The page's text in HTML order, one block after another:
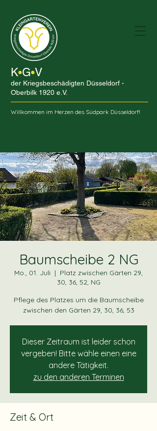
K•G•V
der Kriegsbeschädigten Düsseldorf -
Oberbilk 1920 e.V.
Willkommen im Herzen des Südpark Düsseldorf!
Baumscheibe 2 NG
Mo., 01. Juli
  |
Platz zwischen Gärten 29,
30, 36, 52, NG
Pflege des Platzes um die Baumscheibe
zwischen den Gärten 29, 30, 36, 53
Dieser Zeitraum ist leider schon
vergeben! Bitte wähle einen eine
andere Tätigkeit.
zu den anderen Terminen
Zeit & Ort